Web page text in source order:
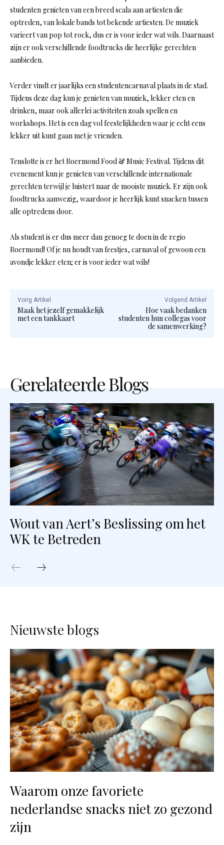
studenten genieten van een breed scala aan artiesten die
optreden, van lokale bands tot bekende artiesten. De muziek
varieert van pop tot rock, dus er is voor ieder wat wils. Daarnaast
zijn er ook verschillende foodtrucks die heerlijke gerechten
aanbieden.
Verder vindt er jaarlijks een studentencarnaval plaats in de stad.
Tijdens deze dag kun je genieten van muziek, lekker eten en
drinken, maar ook allerlei activiteiten zoals spellen en
workshops. Het is een dag vol feestelijkheden waar je echt eens
lekker uit kunt gaan met je vrienden.
Tenslotte is er het Roermond Food & Music Festival. Tijdens dit
evenement kun je genieten van verschillende internationale
gerechten terwijl je luistert naar de mooiste muziek. Er zijn ook
foodtrucks aanwezig, waardoor je heerlijk kunt snacken tussen
alle optredens door.
Als student is er dus meer dan genoeg te doen in de regio
Roermond! Of je nu houdt van feestjes, carnaval of gewoon een
avondje lekker eten; er is voor ieder wat wils!
Vorig Artikel
Maak het jezelf gemakkelijk
met een tankkaart
Volgend Artikel
Hoe vaak bedanken
studenten hun collegas voor
de samenwerking?
Gerelateerde Blogs
Wout van Aert’s Beslissing om het
WK te Betreden
Nieuwste blogs
Waarom onze favoriete
nederlandse snacks niet zo gezond
zijn